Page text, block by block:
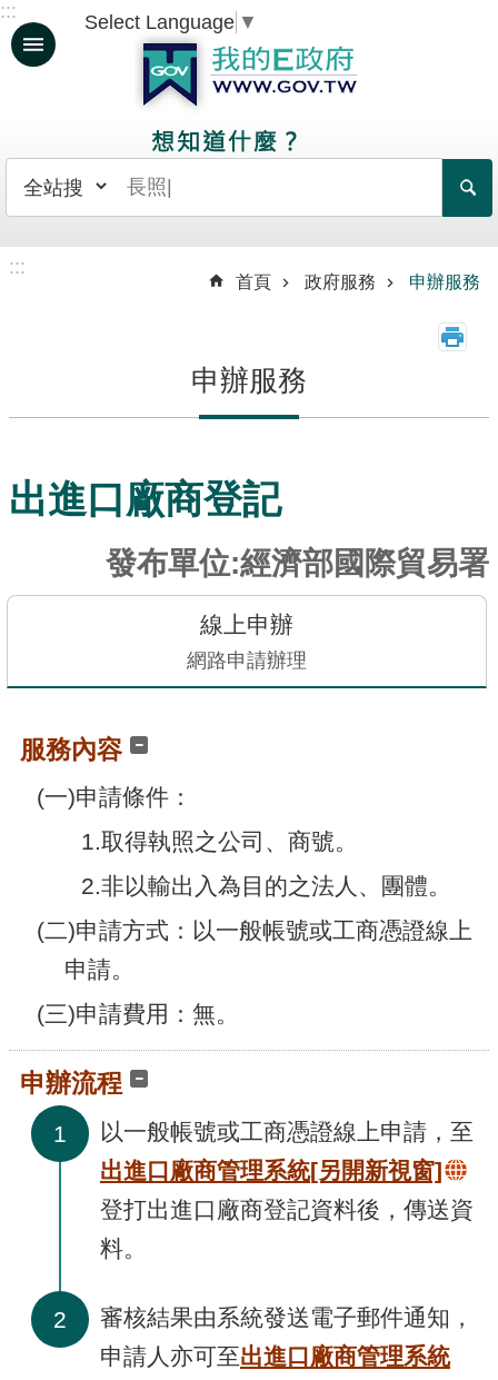
跳到主要內容區塊
常
生
資
訊
GOV
::: Select Language ▼
:::
首頁 政府服務 申辦服務
申辦服務
出進口廠商登記
發布單位:經濟部國際貿易署
線上申辦
網路申請辦理
服務內容
(一)申請條件：
1.取得執照之公司、商號。
2.非以輸出入為目的之法人、團體。
(二)申請方式：以一般帳號或工商憑證線上
申請。
(三)申請費用：無。
申辦流程
1
以一般帳號或工商憑證線上申請，至
出進口廠商管理系統[另開新視窗]
登打出進口廠商登記資料後，傳送資
料。
2
審核結果由系統發送電子郵件通知，
申請人亦可至出進口廠商管理系統